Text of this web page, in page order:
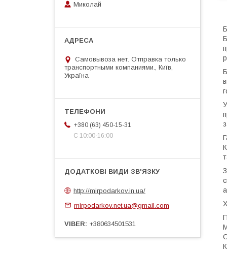
Миколай
Самовывоза нет. Отправка только
транспортными компаниями., Київ,
Україна
+380 (63) 450-15-31
С 10:00-16:00
http://mirpodarkov.in.ua/
mirpodarkov.net.ua@gmail.com
VIBER +380634501531